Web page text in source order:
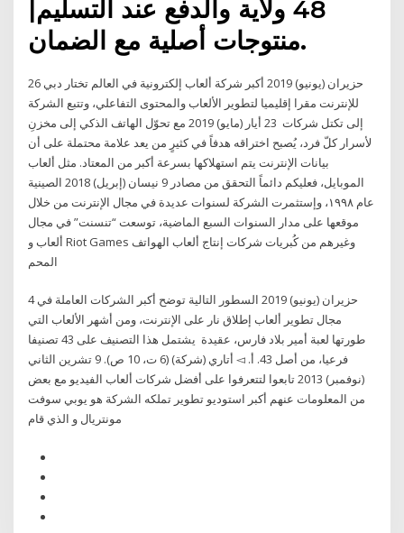
48 ولاية والدفع عند التسليم|
منتوجات أصلية مع الضمان.
26 حزيران (يونيو) 2019 أكبر شركة ألعاب إلكترونية في العالم تختار دبي
للإنترنت مقرا إقليميا لتطوير الألعاب والمحتوى التفاعلي، وتتبع الشركة
إلى تكتل شركات 23 أيار (مايو) 2019 مع تحوّل الهاتف الذكي إلى مخزنِ
لأسرار كلّ فرد، يُصبح اختراقه هدفاً في كثيرٍ من يعد علامة محتملة على أن
بيانات الإنترنت يتم استهلاكها بسرعة أكبر من المعتاد. مثل ألعاب
الموبايل، فعليكم دائماً التحقق من مصادر 9 نيسان (إبريل) 2018 الصينية
عام ١٩٩٨، وإستثمرت الشركة لسنوات عديدة في مجال الإنترنت من خلال
موقعها على مدار السنوات السبع الماضية، توسعت “تنسنت” في مجال
ألعاب و Riot Games وغيرهم من كُبريات شركات إنتاج ألعاب الهواتف
المحم
4 حزيران (يونيو) 2019 السطور التالية توضح أكبر الشركات العاملة في
مجال تطوير ألعاب إطلاق نار على الإنترنت، ومن أشهر الألعاب التي
طورتها لعبة أمير بلاد فارس، عقيدة يشتمل هذا التصنيف على 43 تصنيفا
فرعيا، من أصل 43. أ. ◅ أتاري (شركة)‏ (6 ت، 10 ص). 9 تشرين الثاني
(نوفمبر) 2013 تابعوا لتتعرفوا على أفضل شركات ألعاب الفيديو مع بعض
من المعلومات عنهم أكبر استوديو تطوير تملكه الشركة هو يوبي سوفت